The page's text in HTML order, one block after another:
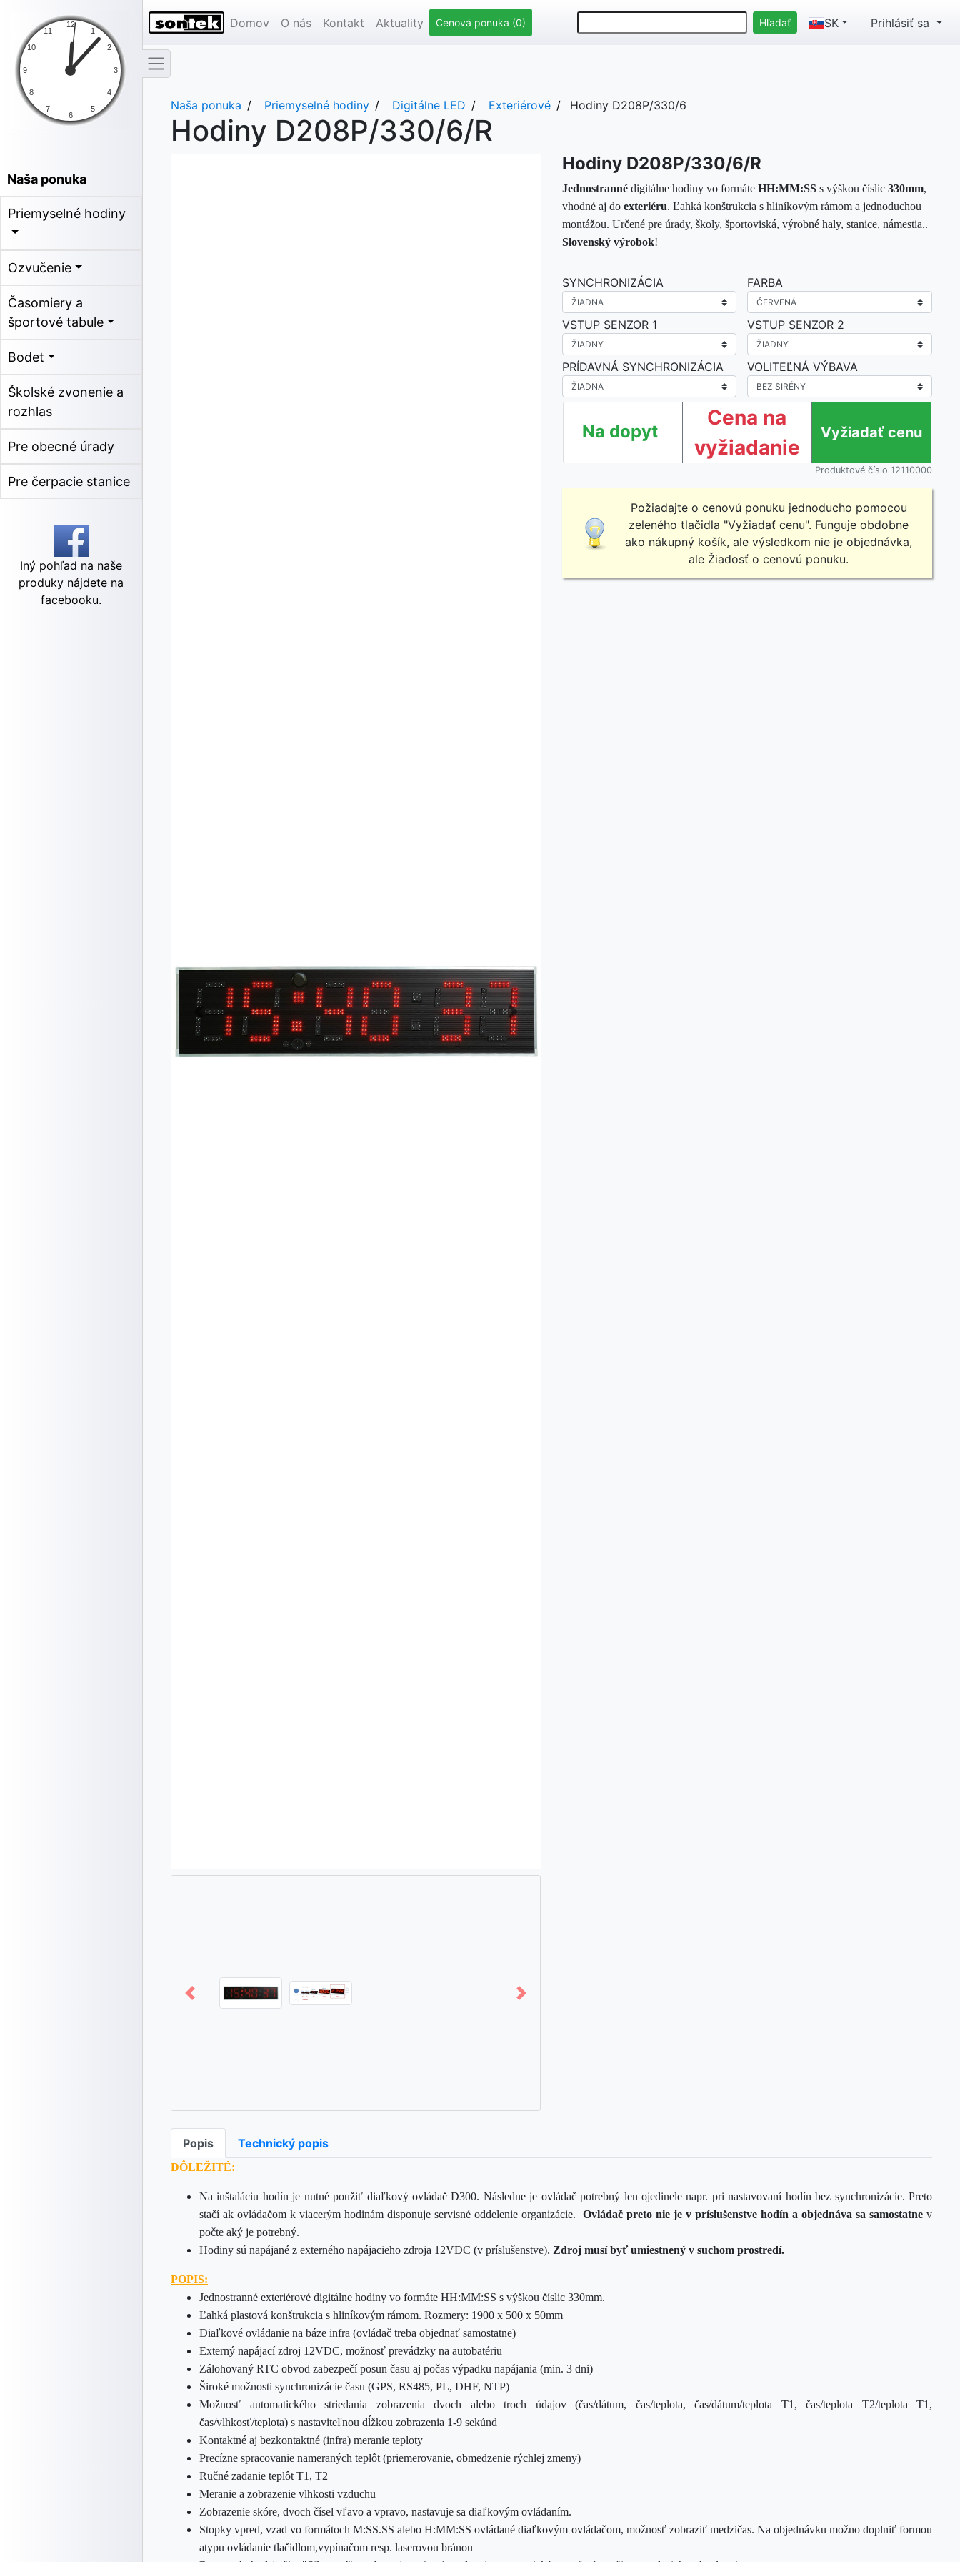
Naša ponuka
Priemyselné hodiny
Ozvučenie
Časomiery a
športové tabule
Bodet
Školské zvonenie a
rozhlas
Pre obecné úrady
Pre čerpacie stanice
Iný pohľad na naše
produky nájdete na
facebooku.
Domov O nás Kontakt Aktuality Cenová ponuka (0) SK Prihlásiť sa
Naša ponuka Priemyselné hodiny Digitálne LED Exteriérové Hodiny D208P/330/6
Hodiny D208P/330/6/R
Hodiny D208P/330/6/R
Jednostranné digitálne hodiny vo formáte HH:MM:SS s výškou číslic 330mm,
vhodné aj do exteriéru. Ľahká konštrukcia s hliníkovým rámom a jednoduchou
montážou. Určené pre úrady, školy, športoviská, výrobné haly, stanice, námestia..
Slovenský výrobok!
SYNCHRONIZÁCIA
VSTUP SENZOR 1
PRÍDAVNÁ SYNCHRONIZÁCIA
FARBA
VSTUP SENZOR 2
VOLITEĽNÁ VÝBAVA
Na dopyt
Cena na
vyžiadanie
Produktové číslo 12110000
Požiadajte o cenovú ponuku jednoducho pomocou
zeleného tlačidla "Vyžiadať cenu". Funguje obdobne
ako nákupný košík, ale výsledkom nie je objednávka,
ale Žiadosť o cenovú ponuku.
Popis Technický popis
DÔLEŽITÉ:
Na inštaláciu hodín je nutné použiť diaľkový ovládač D300. Následne je ovládač potrebný len ojedinele napr. pri nastavovaní hodín bez synchronizácie. Preto
stačí ak ovládačom k viacerým hodinám disponuje servisné oddelenie organizácie. Ovládač preto nie je v príslušenstve hodín a objednáva sa samostatne v
počte aký je potrebný.
Hodiny sú napájané z externého napájacieho zdroja 12VDC (v príslušenstve). Zdroj musí byť umiestnený v suchom prostredí.
POPIS:
Jednostranné exteriérové digitálne hodiny vo formáte HH:MM:SS s výškou číslic 330mm.
Ľahká plastová konštrukcia s hliníkovým rámom. Rozmery: 1900 x 500 x 50mm
Diaľkové ovládanie na báze infra (ovládač treba objednať samostatne)
Externý napájací zdroj 12VDC, možnosť prevádzky na autobatériu
Zálohovaný RTC obvod zabezpečí posun času aj počas výpadku napájania (min. 3 dni)
Široké možnosti synchronizácie času (GPS, RS485, PL, DHF, NTP)
Možnosť automatického striedania zobrazenia dvoch alebo troch údajov (čas/dátum, čas/teplota, čas/dátum/teplota T1, čas/teplota T2/teplota T1,
čas/vlhkosť/teplota) s nastaviteľnou dĺžkou zobrazenia 1-9 sekúnd
Kontaktné aj bezkontaktné (infra) meranie teploty
Precízne spracovanie nameraných teplôt (priemerovanie, obmedzenie rýchlej zmeny)
Ručné zadanie teplôt T1, T2
Meranie a zobrazenie vlhkosti vzduchu
Zobrazenie skóre, dvoch čísel vľavo a vpravo, nastavuje sa diaľkovým ovládaním.
Stopky vpred, vzad vo formátoch M:SS.SS alebo H:MM:SS ovládané diaľkovým ovládačom, možnosť zobraziť medzičas. Na objednávku možno doplniť formou
atypu ovládanie tlačidlom,vypínačom resp. laserovou bránou